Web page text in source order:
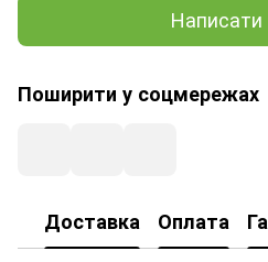
Написати
Поширити у соцмережах
Доставка Оплата